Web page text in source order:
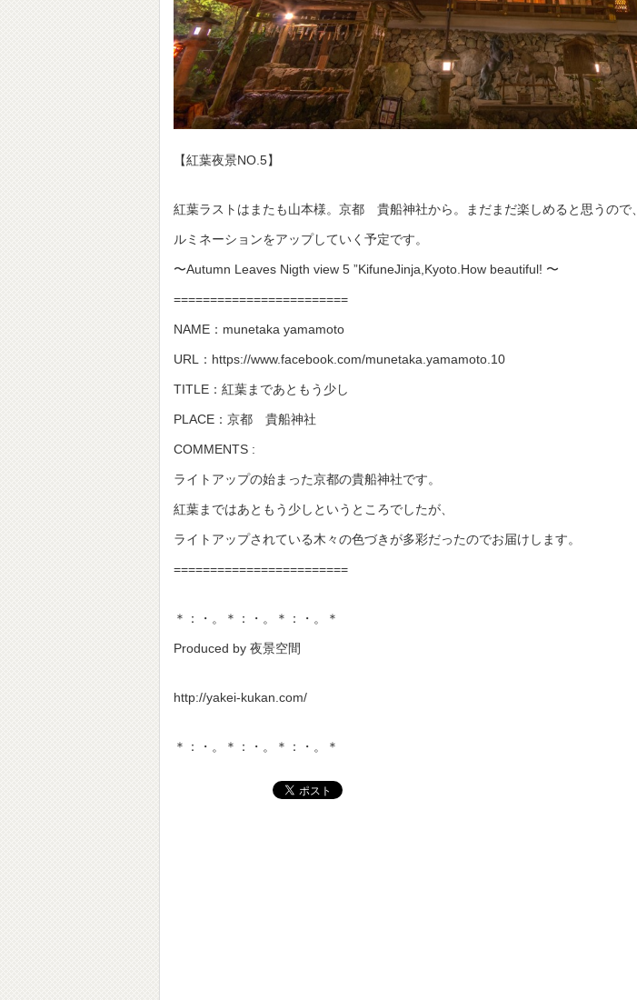
【紅葉夜景NO.5】
紅葉ラストはまたも山本様。京都 貴船神社から。まだまだ楽しめると思うので
ルミネーションをアップしていく予定です。
〜Autumn Leaves Nigth view 5 ”KifuneJinja,Kyoto.How beautiful! 〜
========================
NAME：munetaka yamamoto
URL：https://www.facebook.com/munetaka.yamamoto.10
TITLE：紅葉まであともう少し
PLACE：京都 貴船神社
COMMENTS :
ライトアップの始まった京都の貴船神社です。
紅葉まではあともう少しというところでしたが、
ライトアップされている木々の色づきが多彩だったのでお届けします。
========================
＊：・。＊：・。＊：・。＊
Produced by 夜景空間
http://yakei-kukan.com/
＊：・。＊：・。＊：・。＊